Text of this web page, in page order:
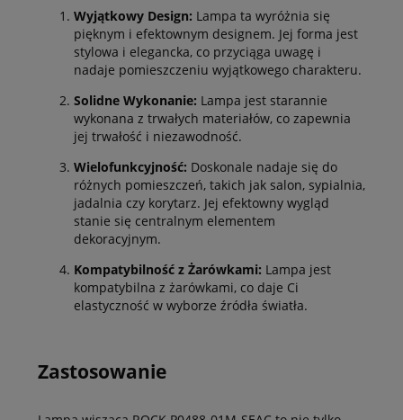
Wyjątkowy Design: Lampa ta wyróżnia się
pięknym i efektownym designem. Jej forma jest
stylowa i elegancka, co przyciąga uwagę i
nadaje pomieszczeniu wyjątkowego charakteru.
Solidne Wykonanie: Lampa jest starannie
wykonana z trwałych materiałów, co zapewnia
jej trwałość i niezawodność.
Wielofunkcyjność: Doskonale nadaje się do
różnych pomieszczeń, takich jak salon, sypialnia,
jadalnia czy korytarz. Jej efektowny wygląd
stanie się centralnym elementem
dekoracyjnym.
Kompatybilność z Żarówkami: Lampa jest
kompatybilna z żarówkami, co daje Ci
elastyczność w wyborze źródła światła.
Zastosowanie